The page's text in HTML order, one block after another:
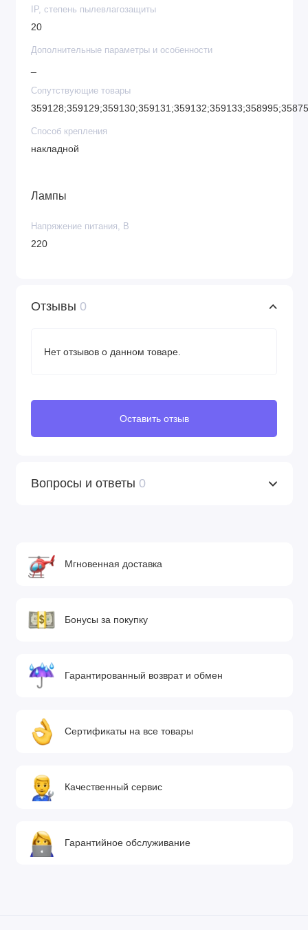
IP, степень пылевлагозащиты
20
Дополнительные параметры и особенности
Сопутствующие товары
Способ крепления
накладной
Лампы
Напряжение питания, В
220
Отзывы 0
Нет отзывов о данном товаре.
Оставить отзыв
Вопросы и ответы 0
Мгновенная доставка
Бонусы за покупку
Гарантированный возврат и обмен
Сертификаты на все товары
Качественный сервис
Гарантийное обслуживание